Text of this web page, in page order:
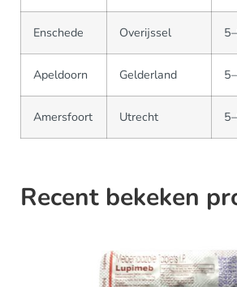
Enschede Overijssel
Apeldoorn Gelderland
Amersfoort Utrecht
Recent bekeken